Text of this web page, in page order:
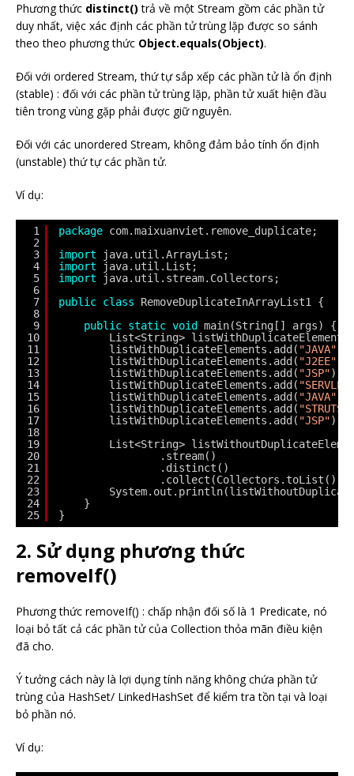
Phương thức distinct() trả về một Stream gồm các phần tử
duy nhất, việc xác định các phần tử trùng lặp được so sánh
theo theo phương thức Object.equals(Object).
Đối với ordered Stream, thứ tự sắp xếp các phần tử là ổn định
(stable) : đối với các phần tử trùng lặp, phần tử xuất hiện đầu
tiên trong vùng gặp phải được giữ nguyên.
Đối với các unordered Stream, không đảm bảo tính ổn định
(unstable) thứ tự các phần tử.
Ví dụ:
1
2
3
4
5
6
7
8
9
10
11
12
13
14
15
16
17
18
19
20
21
22
23
24
25
package com.maixuanviet.remove_duplicate;
import
java.util.ArrayList;
import
java.util.List;
import
java.util.stream.Collectors;
public class
RemoveDuplicateInArrayList1 {
public static void
main(String[] args) {
List<String>
listWithDuplicateElements.add( "JAVA"
listWithDuplicateElements.add( "J2EE"
listWithDuplicateElements.add( "JSP");
listWithDuplicateElements.add(
listWithDuplicateElements.add( "JAVA"
listWithDuplicateElements.add( "STRUTS"
listWithDuplicateElements.add( "JSP");
List<String>
.stream()
.distinct()
.collect(Collectors.toList());
}
}
2. Sử dụng phương thức
removeIf()
Phương thức removeIf() : chấp nhận đối số là 1 Predicate, nó
loại bỏ tất cả các phần tử của Collection thỏa mãn điều kiện
đã cho.
Ý tưởng cách này là lợi dụng tính năng không chứa phần tử
trùng của HashSet/ LinkedHashSet để kiểm tra tồn tại và loại
bỏ phần nó.
Ví dụ: